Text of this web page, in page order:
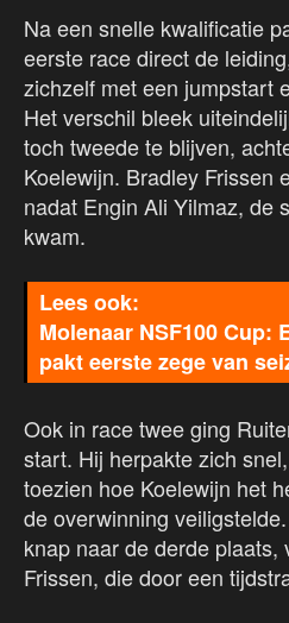
Na een snelle kwalificatie
eerste race direct de
zichzelf met een jumpstart
Het verschil bleek
toch tweede te blijven,
Koelewijn. Bradley Frissen
nadat Engin Ali Yilmaz, de
kwam.
Molenaar NSF100 Cup:
pakt eerste zege van
Ook in race twee ging
start. Hij herpakte zich
toezien hoe Koelewijn het
de overwinning
knap naar de derde plaats,
Frissen, die door een